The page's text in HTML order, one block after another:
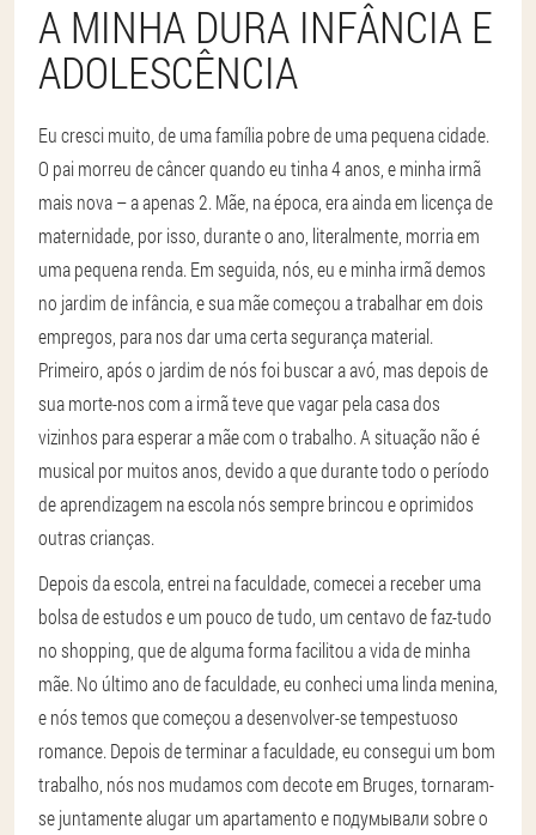
A MINHA DURA INFÂNCIA E
ADOLESCÊNCIA
Eu cresci muito, de uma família pobre de uma pequena cidade.
O pai morreu de câncer quando eu tinha 4 anos, e minha irmã
mais nova – a apenas 2. Mãe, na época, era ainda em licença de
maternidade, por isso, durante o ano, literalmente, morria em
uma pequena renda. Em seguida, nós, eu e minha irmã demos
no jardim de infância, e sua mãe começou a trabalhar em dois
empregos, para nos dar uma certa segurança material.
Primeiro, após o jardim de nós foi buscar a avó, mas depois de
sua morte-nos com a irmã teve que vagar pela casa dos
vizinhos para esperar a mãe com o trabalho. A situação não é
musical por muitos anos, devido a que durante todo o período
de aprendizagem na escola nós sempre brincou e oprimidos
outras crianças.
Depois da escola, entrei na faculdade, comecei a receber uma
bolsa de estudos e um pouco de tudo, um centavo de faz-tudo
no shopping, que de alguma forma facilitou a vida de minha
mãe. No último ano de faculdade, eu conheci uma linda menina,
e nós temos que começou a desenvolver-se tempestuoso
romance. Depois de terminar a faculdade, eu consegui um bom
trabalho, nós nos mudamos com decote em Bruges, tornaram-
se juntamente alugar um apartamento e подумывали sobre o